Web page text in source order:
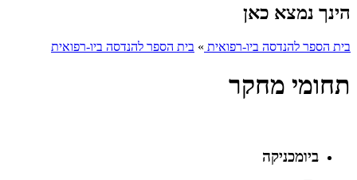
הינך נמצא כאן
בית הספר להנדסה ביו-רפואית » בית הספר להנדסה ביו-רפואית
תחומי מחקר
ביומכניקה